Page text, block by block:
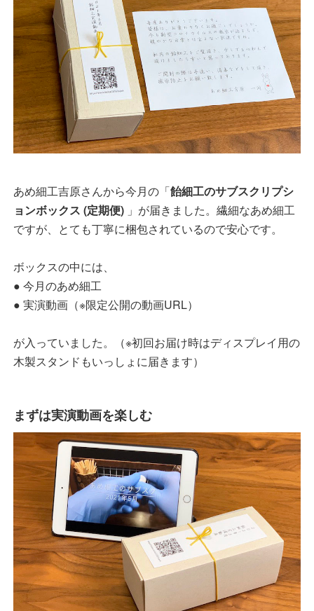
あめ細工吉原さんから今月の「飴細工のサブスクリプシ
ョンボックス (定期便) 」が届きました。繊細なあめ細工
ですが、とても丁寧に梱包されているので安心です。
ボックスの中には、
● 今月のあめ細工
● 実演動画（※限定公開の動画URL）
が入っていました。（※初回お届け時はディスプレイ用の
木製スタンドもいっしょに届きます）
まずは実演動画を楽しむ